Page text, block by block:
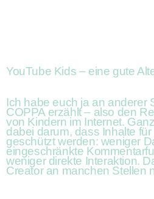
YouTube Kids – eine gute
Ich habe euch ja an anderer
COPPA erzählt – also den
von Kindern im Internet.
dabei darum, dass Inhalte
geschützt werden: weniger
eingeschränkte
weniger direkte Interaktion.
Creator an manchen Stellen